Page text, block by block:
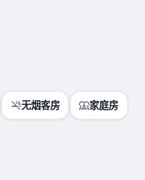
无烟客房 家庭房